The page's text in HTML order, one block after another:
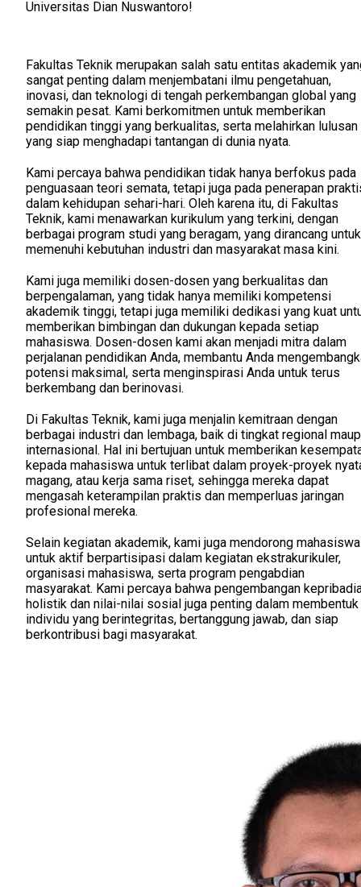
Universitas Dian Nuswantoro!
Fakultas Teknik merupakan salah satu entitas akademik
sangat penting dalam menjembatani ilmu pengetahuan,
inovasi, dan teknologi di tengah perkembangan global yang
semakin pesat. Kami berkomitmen untuk memberikan
pendidikan tinggi yang berkualitas, serta melahirkan lulusan
yang siap menghadapi tantangan di dunia nyata.
Kami percaya bahwa pendidikan tidak hanya berfokus pada
penguasaan teori semata, tetapi juga pada penerapan
dalam kehidupan sehari-hari. Oleh karena itu, di Fakultas
Teknik, kami menawarkan kurikulum yang terkini, dengan
berbagai program studi yang beragam, yang dirancang untuk
memenuhi kebutuhan industri dan masyarakat masa kini.
Kami juga memiliki dosen-dosen yang berkualitas dan
berpengalaman, yang tidak hanya memiliki kompetensi
akademik tinggi, tetapi juga memiliki dedikasi yang kuat
memberikan bimbingan dan dukungan kepada setiap
mahasiswa. Dosen-dosen kami akan menjadi mitra dalam
perjalanan pendidikan Anda, membantu Anda
potensi maksimal, serta menginspirasi Anda untuk terus
berkembang dan berinovasi.
Di Fakultas Teknik, kami juga menjalin kemitraan dengan
berbagai industri dan lembaga, baik di tingkat regional
internasional. Hal ini bertujuan untuk memberikan
kepada mahasiswa untuk terlibat dalam proyek-proyek
magang, atau kerja sama riset, sehingga mereka dapat
mengasah keterampilan praktis dan memperluas jaringan
profesional mereka.
Selain kegiatan akademik, kami juga mendorong mahasiswa
untuk aktif berpartisipasi dalam kegiatan ekstrakurikuler,
organisasi mahasiswa, serta program pengabdian
masyarakat. Kami percaya bahwa pengembangan
holistik dan nilai-nilai sosial juga penting dalam membentuk
individu yang berintegritas, bertanggung jawab, dan siap
berkontribusi bagi masyarakat.